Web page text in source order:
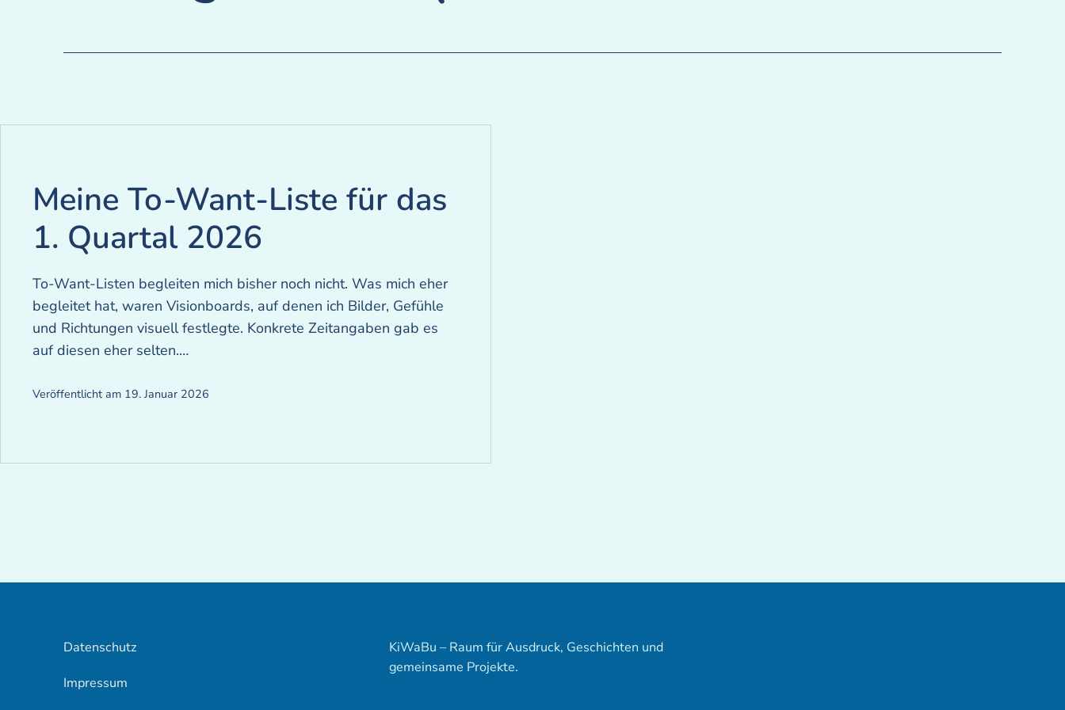
Meine To-Want-Liste für das
1. Quartal 2026
To-Want-Listen begleiten mich bisher noch nicht. Was mich eher
begleitet hat, waren Visionboards, auf denen ich Bilder, Gefühle
und Richtungen visuell festlegte. Konkrete Zeitangaben gab es
auf diesen eher selten.…
Veröffentlicht am 19. Januar 2026
Datenschutz
Impressum
KiWaBu – Raum für Ausdruck, Geschichten und
gemeinsame Projekte.